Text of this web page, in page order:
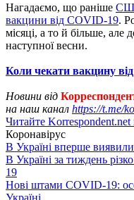
Нагадаємо, що раніше
вакцини від COVID-19.
місяці, а то й більше, але
наступної весни.
Коли чекати вакцину
Новини від
на наш канал https://t.me/
Читайте
Коронавірус
В Україні вперше
В Україні за тиждень
19
Нові штами COVID-19:
Україні